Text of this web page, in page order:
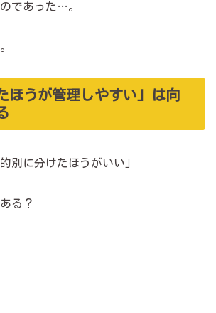
であった…。
ほうが管理しやすい」は向
別に分けたほうがいい」
る？